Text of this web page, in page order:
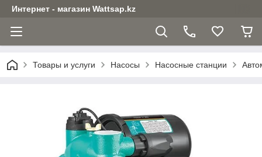
Интернет - магазин Wattsap.kz
Товары и услуги Насосы Насосные станции